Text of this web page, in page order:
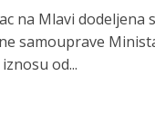
na Mlavi dodeljena
samouprave
od...